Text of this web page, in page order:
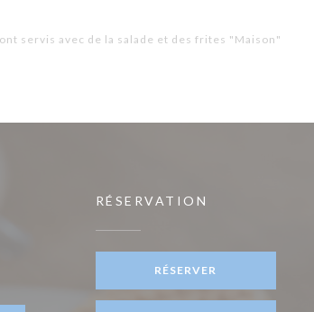
servis avec de la salade et des frites "Maison"
nouvelle fenêtre))
RÉSERVATION
RÉSERVER